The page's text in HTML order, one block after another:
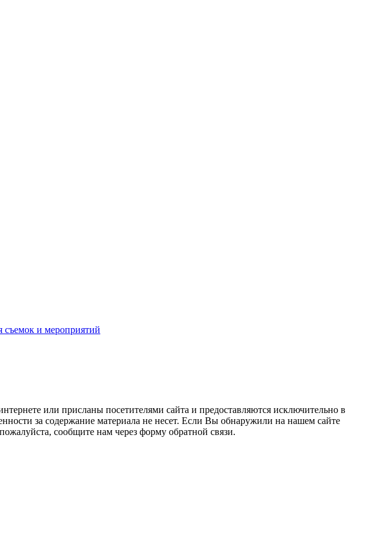
съемок и мероприятий
или присланы посетителями сайта и предоставляются исключительно в
за содержание материала не несет. Если Вы обнаружили на нашем сайте
сообщите нам через форму обратной связи.